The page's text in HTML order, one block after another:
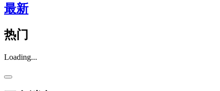
最新
热门
Loading...